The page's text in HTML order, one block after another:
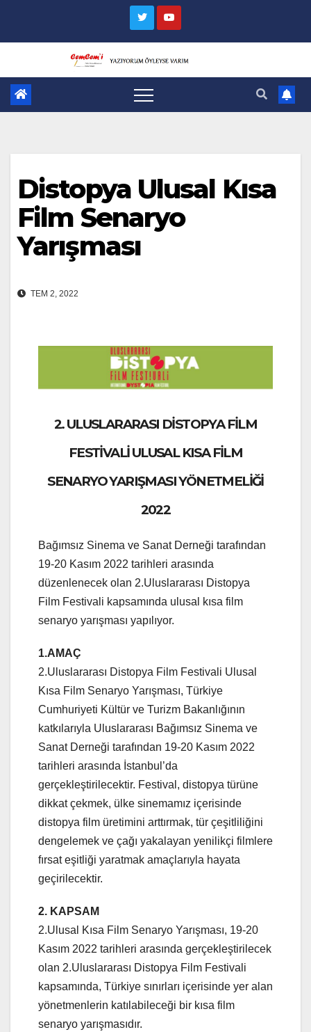
Distopya Ulusal Kısa
Film Senaryo
Yarışması
TEM 2, 2022
2. ULUSLARARASI DİSTOPYA FİLM
FESTİVALİ ULUSAL KISA FİLM
SENARYO YARIŞMASI YÖNETMELİĞİ
2022
Bağımsız Sinema ve Sanat Derneği tarafından
19-20 Kasım 2022 tarihleri arasında
düzenlenecek olan 2.Uluslararası Distopya
Film Festivali kapsamında ulusal kısa film
senaryo yarışması yapılıyor.
1.AMAÇ
2.Uluslararası Distopya Film Festivali Ulusal
Kısa Film Senaryo Yarışması, Türkiye
Cumhuriyeti Kültür ve Turizm Bakanlığının
katkılarıyla Uluslararası Bağımsız Sinema ve
Sanat Derneği tarafından 19-20 Kasım 2022
tarihleri arasında İstanbul’da
gerçekleştirilecektir. Festival, distopya türüne
dikkat çekmek, ülke sinemamız içerisinde
distopya film üretimini arttırmak, tür çeşitliliğini
dengelemek ve çağı yakalayan yenilikçi filmlere
fırsat eşitliği yaratmak amaçlarıyla hayata
geçirilecektir.
2. KAPSAM
2.Ulusal Kısa Film Senaryo Yarışması, 19-20
Kasım 2022 tarihleri arasında gerçekleştirilecek
olan 2.Uluslararası Distopya Film Festivali
kapsamında, Türkiye sınırları içerisinde yer alan
yönetmenlerin katılabileceği bir kısa film
senaryo yarışmasıdır.